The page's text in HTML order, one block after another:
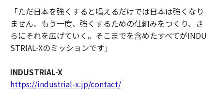
「ただ日本を強くすると唱えるだけでは日本は強くなり
ません。もう一度、強くするための仕組みをつくり、さ
らにそれを広げていく。そこまでを含めたすべてがINDU
STRIAL-Xのミッションです」
INDUSTRIAL-X
https://industrial-x.jp/contact/